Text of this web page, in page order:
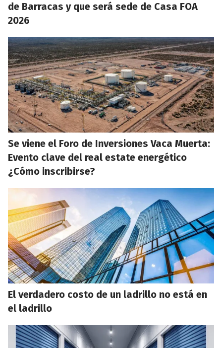
de Barracas y que será sede de Casa FOA
2026
Se viene el Foro de Inversiones Vaca Muerta:
Evento clave del real estate energético
¿Cómo inscribirse?
El verdadero costo de un ladrillo no está en
el ladrillo